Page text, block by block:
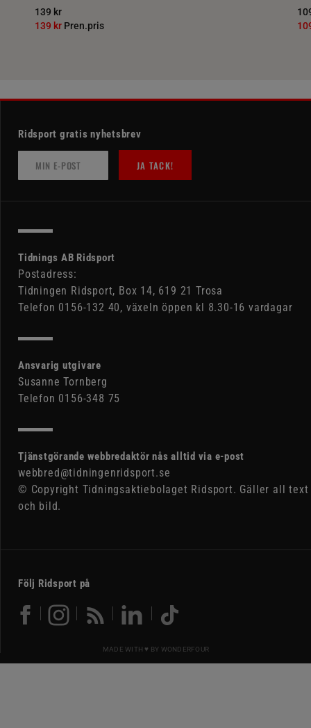
139 kr
139 kr Pren.pris
Ridsport gratis nyhetsbrev
JA TACK!
Tidnings AB Ridsport
Postadress:
Tidningen Ridsport, Box 14, 619 21 Trosa
Telefon 0156-132 40, växeln öppen kl 8.30-16 vardagar
Ansvarig utgivare
Susanne Tornberg
Telefon 0156-348 75
Tjänstgörande webbredaktör nås alltid via e-post
webbred@tidningenridsport.se
© Copyright Tidningsaktiebolaget Ridsport. Gäller all text
och bild.
Följ Ridsport på
MADE WITH ♥ BY WONDERFOUR